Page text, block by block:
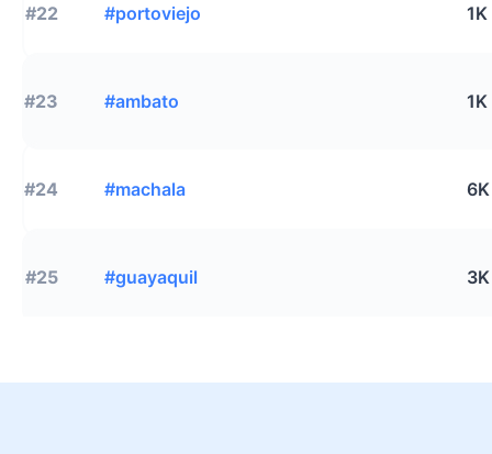
#22 #portoviejo 1K
#23 #ambato 1K
#24 #machala 6K
#25 #guayaquil 3K